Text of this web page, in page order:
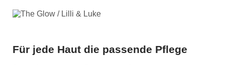
Für jede Haut die passende Pflege